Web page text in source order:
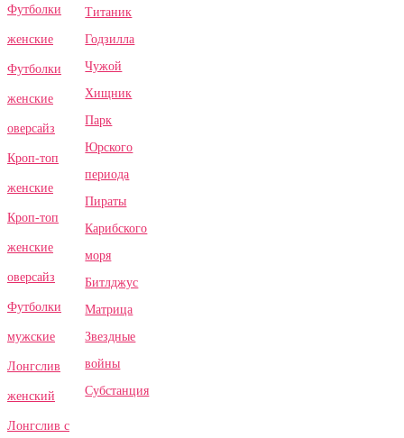
Футболки
женские
Футболки
женские
оверсайз
Кроп-топ
женские
Кроп-топ
женские
оверсайз
Футболки
мужские
Лонгслив
женский
Лонгслив с
Титаник
Годзилла
Чужой
Хищник
Парк
Юрского
периода
Пираты
Карибского
моря
Битлджус
Матрица
Звездные
войны
Субстанция